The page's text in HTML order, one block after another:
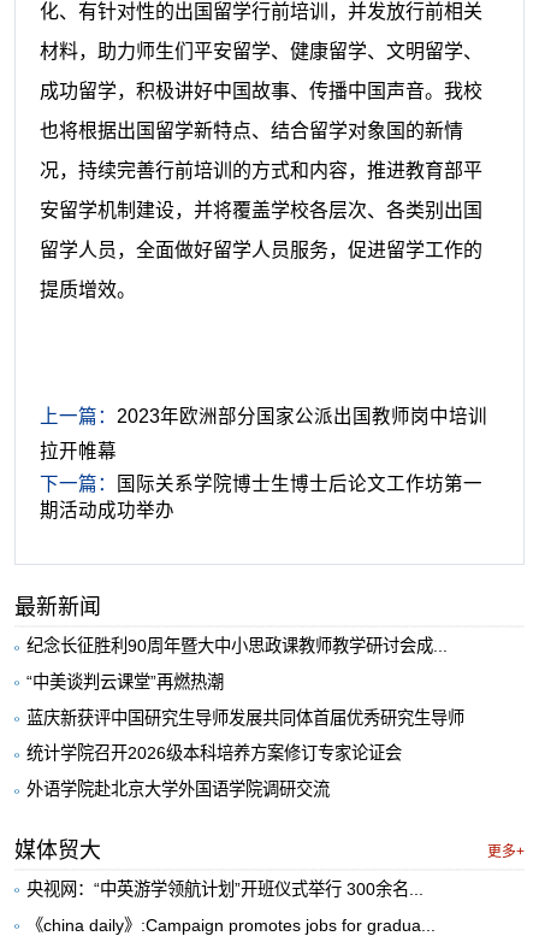
化、有针对性的出国留学行前培训，并发放行前相关
材料，助力师生们平安留学、健康留学、文明留学、
成功留学，积极讲好中国故事、传播中国声音。我校
也将根据出国留学新特点、结合留学对象国的新情
况，持续完善行前培训的方式和内容，推进教育部平
安留学机制建设，并将覆盖学校各层次、各类别出国
留学人员，全面做好留学人员服务，促进留学工作的
提质增效。
上一篇： 2023年欧洲部分国家公派出国教师岗中培训
拉开帷幕
下一篇：
国际关系学院博士生博士后论文工作坊第一
期活动成功举办
最新新闻
纪念长征胜利90周年暨大中小思政课教师教学研讨会成...
“中美谈判云课堂”再燃热潮
蓝庆新获评中国研究生导师发展共同体首届优秀研究生导师
统计学院召开2026级本科培养方案修订专家论证会
外语学院赴北京大学外国语学院调研交流
媒体贸大 更多+
央视网：“中英游学领航计划”开班仪式举行 300余名...
《china daily》:Campaign promotes jobs for gradua...